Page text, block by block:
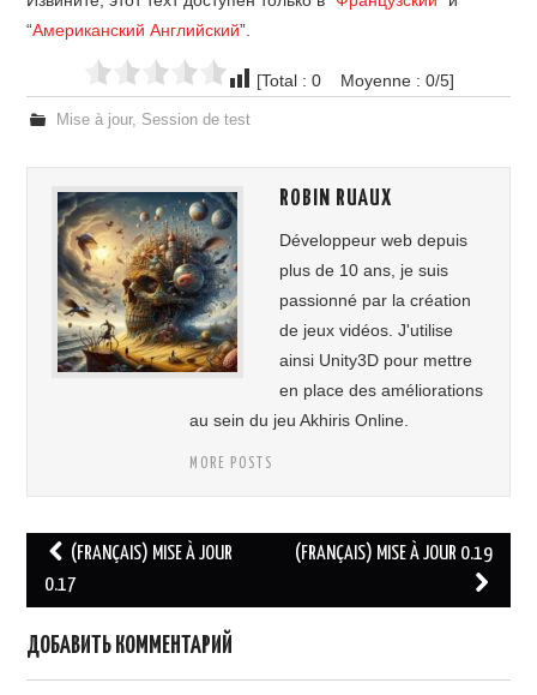
ЗАРЕГИСТРИРОВАТЬСЯ / ВОЙТИ
“Американский Английский”.
[Total : 0 Moyenne : 0/5]
Mise à jour, Session de test
ROBIN RUAUX
Développeur web depuis
plus de 10 ans, je suis
passionné par la création
de jeux vidéos. J'utilise
ainsi Unity3D pour mettre
en place des améliorations
au sein du jeu Akhiris Online.
MORE POSTS
Post navigation
(FRANÇAIS) MISE À JOUR
0.17
(FRANÇAIS) MISE À JOUR 0.19
ДОБАВИТЬ КОММЕНТАРИЙ